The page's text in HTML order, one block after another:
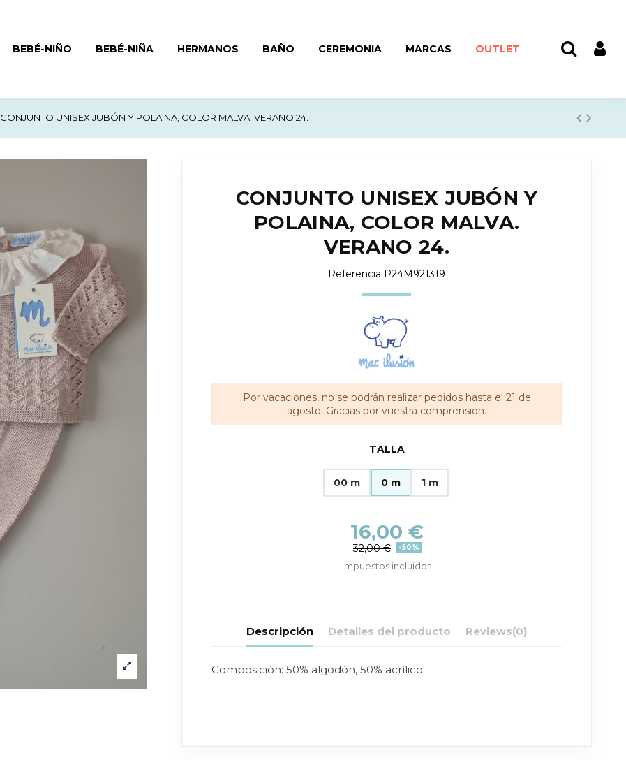
BEBÉ-NIÑO BEBÉ-NIÑA HERMANOS BAÑO CEREMONIA MARCAS OUTLET
CONJUNTO UNISEX JUBÓN Y POLAINA, COLOR MALVA. VERANO 24.
CONJUNTO UNISEX JUBÓN Y
POLAINA, COLOR MALVA.
VERANO 24.
Referencia P24M921319
Por vacaciones, no se podrán realizar pedidos hasta el 21 de
agosto. Gracias por vuestra comprensión.
TALLA
00 m 0 m 1 m
16,00 €
32,00 € -50%
Impuestos incluidos
Descripción Detalles del producto Reviews(0)
Composición: 50% algodón, 50% acrílico.